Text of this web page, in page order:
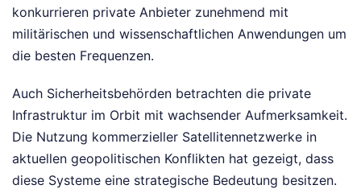
konkurrieren private Anbieter zunehmend mit
militärischen und wissenschaftlichen Anwendungen um
die besten Frequenzen.
Auch Sicherheitsbehörden betrachten die private
Infrastruktur im Orbit mit wachsender Aufmerksamkeit.
Die Nutzung kommerzieller Satellitennetzwerke in
aktuellen geopolitischen Konflikten hat gezeigt, dass
diese Systeme eine strategische Bedeutung besitzen.